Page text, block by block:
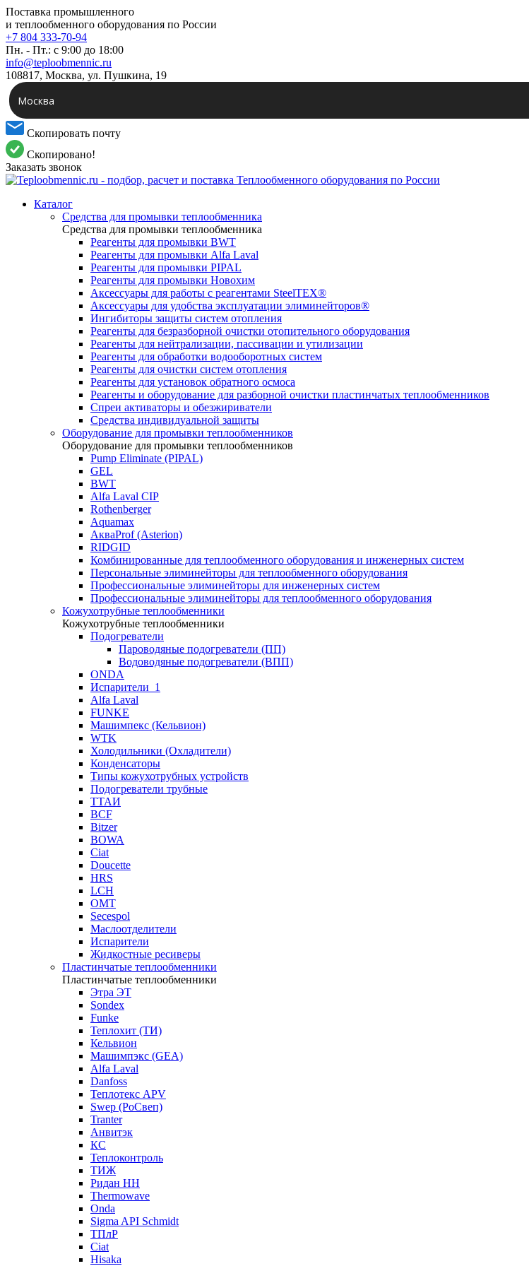
Поставка промышленного
и теплообменного оборудования по России
+7 804 333-70-94
Пн. - Пт.: с 9:00 до 18:00
info@teploobmennic.ru
108817, Москва, ул. Пушкина, 19
Москва
Скопировать почту
Скопировано!
Заказать звонок
Каталог
Средства для промывки теплообменника
Средства для промывки теплообменника
Реагенты для промывки BWT
Реагенты для промывки Alfa Laval
Реагенты для промывки PIPAL
Реагенты для промывки Новохим
Аксессуары для работы с реагентами SteelTEX®
Аксессуары для удобства эксплуатации элиминейторов®
Ингибиторы защиты систем отопления
Реагенты для безразборной очистки отопительного оборудования
Реагенты для нейтрализации, пассивации и утилизации
Реагенты для обработки водооборотных систем
Реагенты для очистки систем отопления
Реагенты для установок обратного осмоса
Реагенты и оборудование для разборной очистки пластинчатых теплообменников
Спреи активаторы и обезжириватели
Средства индивидуальной защиты
Оборудование для промывки теплообменников
Оборудование для промывки теплообменников
Pump Eliminate (PIPAL)
GEL
BWT
Alfa Laval CIP
Rothenberger
Aquamax
АкваProf (Asterion)
RIDGID
Комбинированные для теплообменного оборудования и инженерных систем
Персональные элиминейторы для теплообменного оборудования
Профессиональные элиминейторы для инженерных систем
Профессиональные элиминейторы для теплообменного оборудования
Кожухотрубные теплообменники
Кожухотрубные теплообменники
Подогреватели
Пароводяные подогреватели (ПП)
Водоводяные подогреватели (ВПП)
ONDA
Испарители_1
Alfa Laval
FUNKE
Машимпекс (Кельвион)
WTK
Холодильники (Охладители)
Конденсаторы
Типы кожухотрубных устройств
Подогреватели трубные
ТТАИ
BCF
Bitzer
BOWA
Ciat
Doucette
HRS
LCH
OMT
Secespol
Маслоотделители
Испарители
Жидкостные ресиверы
Пластинчатые теплообменники
Пластинчатые теплообменники
Этра ЭТ
Sondex
Funke
Теплохит (ТИ)
Кельвион
Машимпэкс (GEA)
Alfa Laval
Danfoss
Теплотекс APV
Swep (РоСвеп)
Tranter
Анвитэк
КС
Теплоконтроль
ТИЖ
Ридан НН
Thermowave
Onda
Sigma API Schmidt
ТПлР
Ciat
Hisaka